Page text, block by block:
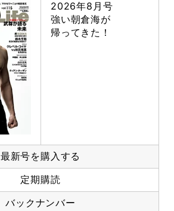
2026年8月号
強い朝倉海が
帰ってきた！
最新号を購入する
定期購読
バックナンバー